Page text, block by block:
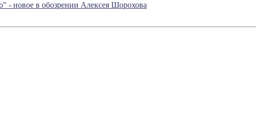
- новое в обозрении Алексея Шорохова